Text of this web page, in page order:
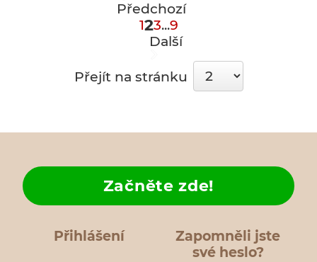
Předchozí
123...9
Další
Přejít na stránku
Přihlášení
Zapomněli jste
své heslo?
Začněte zde!